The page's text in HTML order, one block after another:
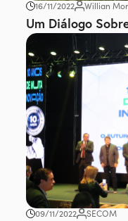
16/11/2022 Willian
Um Diálogo
09/11/2022 SECOM